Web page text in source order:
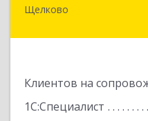
Щелково
Клиентов на
1С:Специалист
141100, Московская